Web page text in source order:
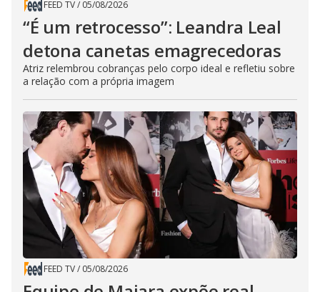
FEED TV/ 05/08/2026
“É um retrocesso”: Leandra Leal
detona canetas emagrecedoras
Atriz relembrou cobranças pelo corpo ideal e refletiu sobre
a relação com a própria imagem
FEED TV/ 05/08/2026